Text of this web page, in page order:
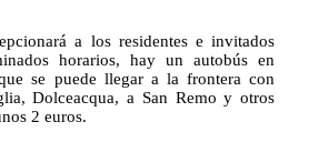
a los residentes e invitados
horarios, hay un autobús en
se puede llegar a la frontera con
Dolceacqua, a San Remo y otros
2 euros.